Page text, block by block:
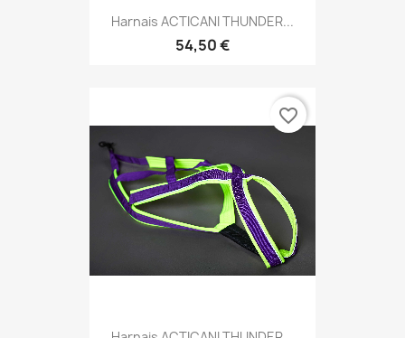
Harnais ACTICANI THUNDER...
54,50 €
favorite_border